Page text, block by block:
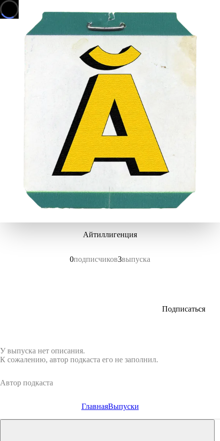
Айтиллигенция
0подписчиков3выпуска
Подписаться
У выпуска нет описания.
К сожалению, автор подкаста его не заполнил.
Автор подкаста
ГлавнаяВыпуски